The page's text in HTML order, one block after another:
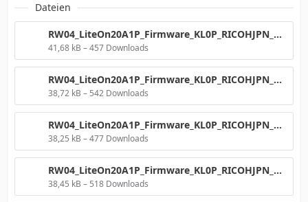
Dateien
RW04_LiteOn20A1P_Firmware_KL0P_RICOHJPN_W21_8x__Grafik__1640Nr2.png
41,68 kB – 457 Downloads
RW04_LiteOn20A1P_Firmware_KL0P_RICOHJPN_W21_8x__Grafik__LiteOn.png
38,72 kB – 542 Downloads
RW04_LiteOn20A1P_Firmware_KL0P_RICOHJPN_W21_8x__Grafik__LiteOn20A1P__4CLV.png
38,25 kB – 477 Downloads
RW04_LiteOn20A1P_Firmware_KL0P_RICOHJPN_W21_8x__Grafik__NEC.png
38,45 kB – 518 Downloads